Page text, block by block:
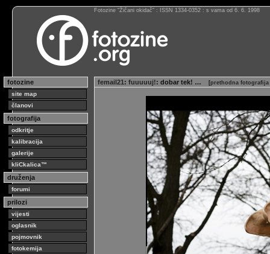
Fotozine “Žičani okidač” : ISSN 1334-0352 : s vama od 6. 6. 1998
fotozine
site map
članovi
fotografija
odkritje
kalibracija
galerije
kliCkalica™
druženja
forumi
prilozi
vijesti
oglasnik
pojmovnik
fotokemija
femail21 : fuuuuuj!: dobar tek! … [prethodna fotografija